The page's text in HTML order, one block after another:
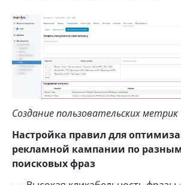
Создание пользовательских метрик
Настройка правил для
рекламной кампании по
поисковых фраз